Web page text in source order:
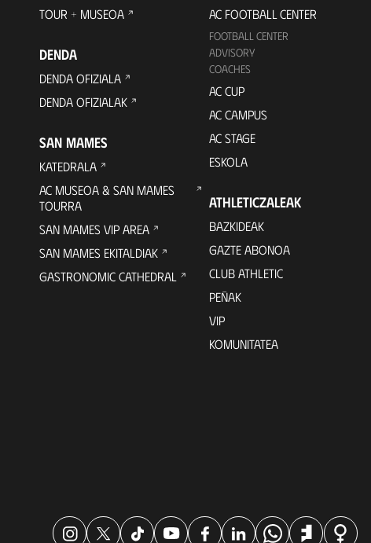
TOUR + MUSEOA
DENDA
DENDA OFIZIALA
DENDA OFIZIALAK
SAN MAMES
KATEDRALA
AC MUSEOA & SAN MAMES
TOURRA
SAN MAMES VIP AREA
SAN MAMES EKITALDIAK
GASTRONOMIC CATHEDRAL
AC FOOTBALL CENTER
FOOTBALL CENTER
ADVISORY
COACHES
AC CUP
AC CAMPUS
AC STAGE
ESKOLA
ATHLETICZALEAK
BAZKIDEAK
GAZTE ABONOA
CLUB ATHLETIC
PEÑAK
VIP
KOMUNITATEA